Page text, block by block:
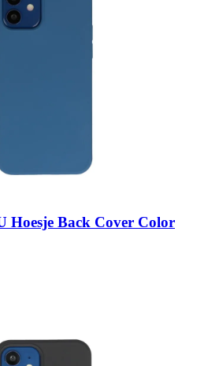
Hoesje Back Cover Color